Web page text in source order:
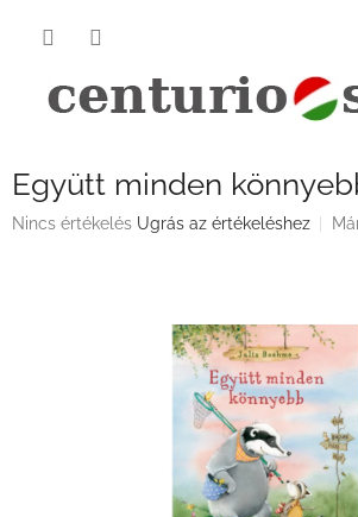
Együtt minden
A
Nincs értékelés Ugrás az értékeléshez